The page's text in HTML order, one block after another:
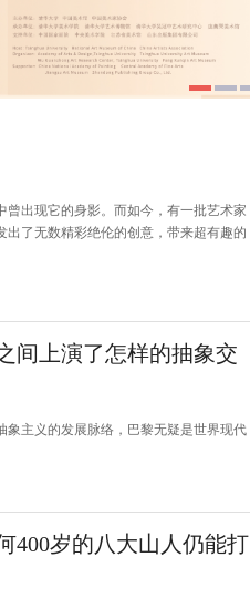
出现它的身影。而如今，有一批艺术家
了无数精彩绝伦的创意，带来超有趣的
间上演了怎样的抽象交
主义的发展脉络，巴黎无疑是世界现代
400岁的八大山人仍能打